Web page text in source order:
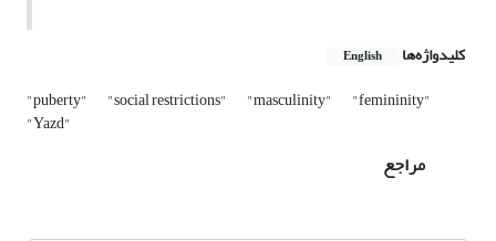
کلیدواژه‌ها English
"puberty" "social restrictions" "masculinity" "femininity"
"Yazd"
مراجع